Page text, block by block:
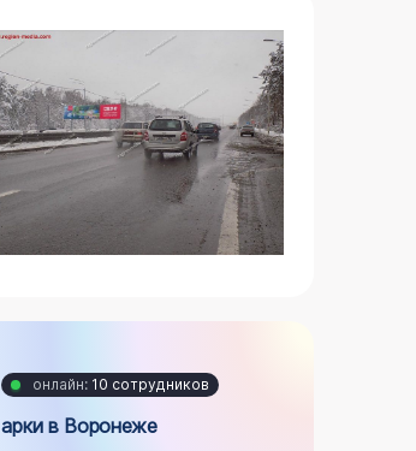
онлайн: 10 сотрудников
арки в Воронеже